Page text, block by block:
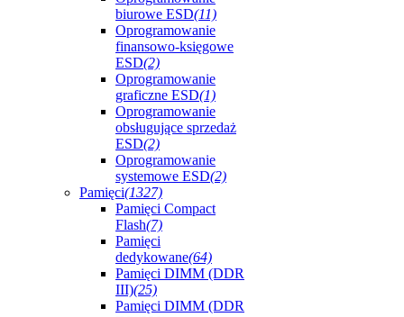
biurowe ESD(11)
Oprogramowanie
finansowo-księgowe
ESD(2)
Oprogramowanie
graficzne ESD(1)
Oprogramowanie
obsługujące sprzedaż
ESD(2)
Oprogramowanie
systemowe ESD(2)
Pamięci(1327)
Pamięci Compact
Flash(7)
Pamięci
dedykowane(64)
Pamięci DIMM (DDR
III)(25)
Pamięci DIMM (DDR